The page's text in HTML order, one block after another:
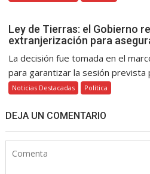
Ley de Tierras: el Gobierno
extranjerización para
La decisión fue tomada en el
para garantizar la sesión prevista
Noticias Destacadas Política
DEJA UN COMENTARIO